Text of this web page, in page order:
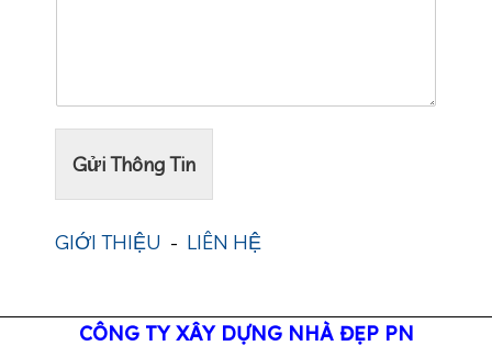
Gửi Thông Tin
GIỚI THIỆU - LIÊN HỆ
CÔNG TY XÂY DỰNG NHÀ ĐẸP PN